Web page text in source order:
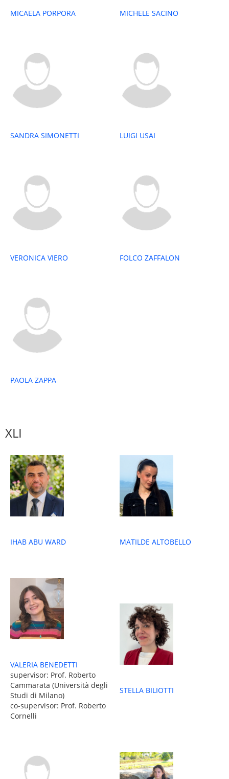
MICAELA PORPORA MICHELE SACINO
SANDRA SIMONETTI LUIGI USAI
VERONICA VIERO FOLCO ZAFFALON
PAOLA ZAPPA
XLI
IHAB ABU WARD MATILDE ALTOBELLO
VALERIA BENEDETTI
supervisor: Prof. Roberto
Cammarata (Università degli
Studi di Milano)
co-supervisor: Prof. Roberto
Cornelli
STELLA BILIOTTI